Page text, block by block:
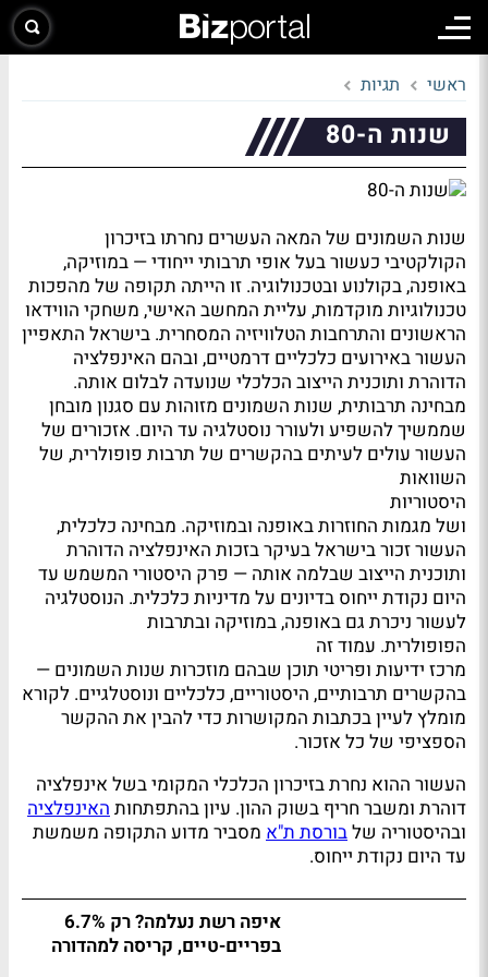
ראשי תגיות
שנות ה-80
שנות השמונים של המאה העשרים נחרתו בזיכרון
הקולקטיבי כעשור בעל אופי תרבותי ייחודי — במוזיקה,
באופנה, בקולנוע ובטכנולוגיה. זו הייתה תקופה של מהפכות
טכנולוגיות מוקדמות, עליית המחשב האישי, משחקי הווידאו
הראשונים והתרחבות הטלוויזיה המסחרית. בישראל התאפיין
העשור באירועים כלכליים דרמטיים, ובהם האינפלציה
הדוהרת ותוכנית הייצוב הכלכלי שנועדה לבלום אותה.
מבחינה תרבותית, שנות השמונים מזוהות עם סגנון מובחן
שממשיך להשפיע ולעורר נוסטלגיה עד היום. אזכורים של
העשור עולים לעיתים בהקשרים של תרבות פופולרית, של
השוואות
היסטוריות
ושל מגמות החוזרות באופנה ובמוזיקה. מבחינה כלכלית,
העשור זכור בישראל בעיקר בזכות האינפלציה הדוהרת
ותוכנית הייצוב שבלמה אותה — פרק היסטורי המשמש עד
היום נקודת ייחוס בדיונים על מדיניות כלכלית. הנוסטלגיה
לעשור ניכרת גם באופנה, במוזיקה ובתרבות
הפופולרית. עמוד זה
מרכז ידיעות ופריטי תוכן שבהם מוזכרות שנות השמונים —
בהקשרים תרבותיים, היסטוריים, כלכליים ונוסטלגיים. לקורא
מומלץ לעיין בכתבות המקושרות כדי להבין את ההקשר
הספציפי של כל אזכור.
העשור ההוא נחרת בזיכרון הכלכלי המקומי בשל אינפלציה
דוהרת ומשבר חריף בשוק ההון. עיון בהתפתחותהאינפלציה
ובהיסטוריה שלבורסת ת"א מסביר מדוע התקופה משמשת
עד היום נקודת ייחוס.
איפה רשת נעלמה? רק 6.7%
בפריים-טיים, קריסה למהדורה